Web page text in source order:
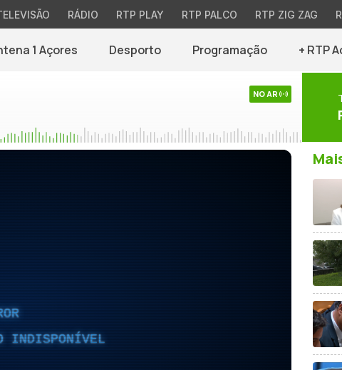
RÁDIO RTP PLAY RTP PALCO RTP ZIG ZAG
1 Açores Desporto Programação + RTP
NO AR
INDISPONÍVEL